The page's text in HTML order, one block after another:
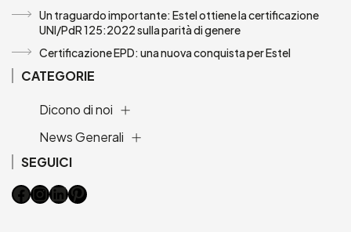
Un traguardo importante: Estel ottiene la certificazione
UNI/PdR 125:2022 sulla parità di genere
Certificazione EPD: una nuova conquista per Estel
CATEGORIE
Dicono di noi
News Generali
SEGUICI
Facebook
Instagram
LinkedIn
Pinterest